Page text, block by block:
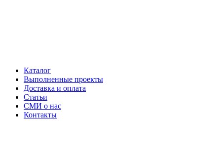
Каталог
Выполненные проекты
Доставка и оплата
Статьи
СМИ о нас
Контакты